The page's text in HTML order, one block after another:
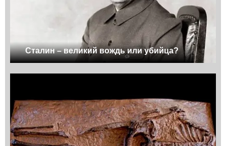
Сталин – великий вождь или убийца?